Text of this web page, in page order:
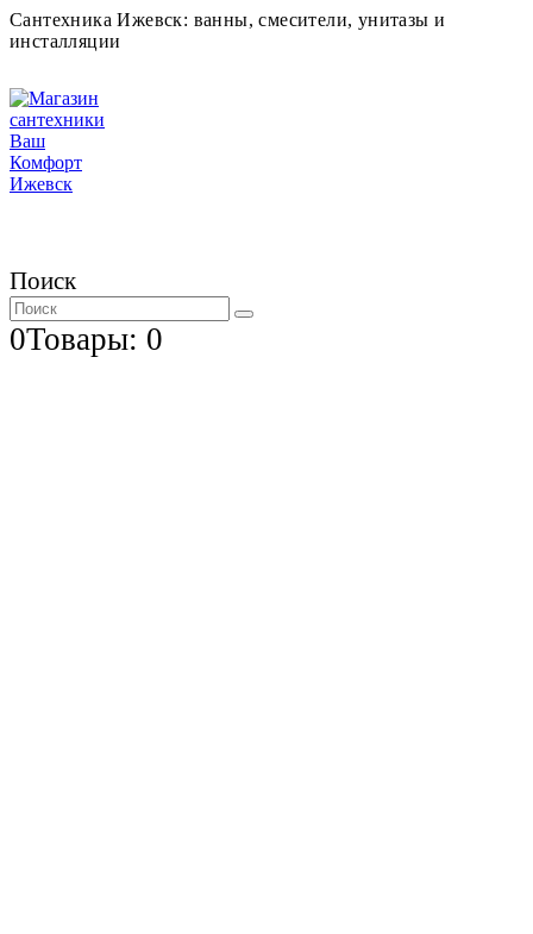
Сантехника Ижевск: ванны, смесители, унитазы и
инсталляции
Поиск
0Товары: 0